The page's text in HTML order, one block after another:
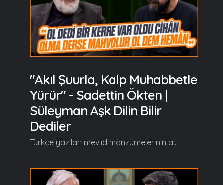
"Akıl Şuurla, Kalp Muhabbetle
Yürür" - Sadettin Ökten |
Süleyman Aşk Dilin Bilir
Dediler
Türkçe yazılan mevlid manzumelerinin arasında özel bir yere sahip olan, Süleyman Çelebi’nin aşkla kaleme aldığı Vesîlet’ün Necât (Mevlid-i Şerif) eserini Prof. Dr. Sadeddin Ökten’le birlikte "Süleyman Aşk Dilin Bilir Dediler" programında hem okuyup hem de şerh ediyoruz… Süleyman Aşk Dilin Bilir Dediler'in yeni bölümünde başlıca şunlar konuşuldu: Serdar Tuncer: Efendim merhabalar. Süleyman Çelebi Hazretleri'nin Vesîlet’ün Necât'ını şerh etmeye gayret ettiğimiz programın maalesef son bölümüyle huzurlarınızdayız. Sadeddin Ökten Bey hocamla on iki bölümlük bir seri boyunca hem Vesîlet’ün Necât'ı hem Resûl-i Ekrem Efendimiz (a.s.v)'ı hem ona nasıl muhabbet etmemiz gerektiğini hem Vesîlet’ün Necât'ı nasıl okumamız gerektiğini hülâsa etmeye gayret ettik. Bütün bu programlar boyunca bendenizin fark ettiği ve merak ettiği bir şey oldu onu sorarak başlayacağım programa. Efendim söz aynı söz ama o sözü hangi dudağın söylediği hem tesirini fark ettiriyor hem o sözün sizdeki kalıcılığını değiştiyor. Bizim yeni sözlere mi ihtiyacımız var, pak dudaklara mı ihtiyacımız var? Sadeddin Ökten: Yoksa her ikisine mi? Bu vesileyle tekrar ifade edelim Elhamdulillah bu yaşımızda Vesîlet’ün Necât'ı tekrar yâd etmek nasip oldu. Cenab-ı Allah vesileler lütfeder, inâyet buyurur kullarına. Bizim büyüklerimiz buyurmuşlardır ki: "Âkil adam vesileyi kaçırmaz, ârif vesile icat eder." O çok mühim bir şeydir. Âkil ile akıllıyla ârifin farkı, irfan sahibinin farkı orada ortaya çıkar. Tabi gafil zaten vesileyi fark etmez. Onu hiç bahs mevzu etmezlerdi eskiler ama akıllı adam vesileyi kaçırmaz. Vesile üzerinde ısrar eder ama ârif vesile icat eder. İşte bir vesile icat oldu, fakir de burada konuştu. Pak dudaklar dediniz, tekrar dediniz, irfan dediniz. Şöyle söyleyeyim, ben kendimi lu noktada görüyorum: Bir imkan olmuş, bir lütuf olmuş, bir inâyet olmuş kudemâyla tanışmışız. Kudemâyı dinlemişiz ve dinlemekten de zevk-i manevi sahibi olmuşuz. Kudemâ derken eskiliği methetmiyorum. Bana bu soruyu çok soruyorlar. Eskiler diyorsunuz, büyükler diyorsunuz, kudemâ diyorsunuz, kadîm diyorsunuz nedir? Çok net ifade edeyim görebildiğim kadarıyla... Devamı videoda... Gelin, Beraber Yürüyelim...